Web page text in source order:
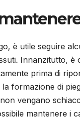
è utile seguire
Innanzitutto,
prima di
formazione di
vengano
mantenere i